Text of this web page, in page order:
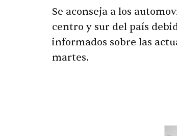
Se aconseja a los
centro y sur del país
informados sobre las
martes.